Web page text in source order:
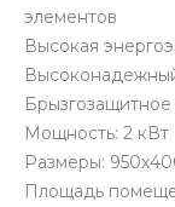
элементов
Высокая
Мощность: 2 кВт
Размеры:
Площадь